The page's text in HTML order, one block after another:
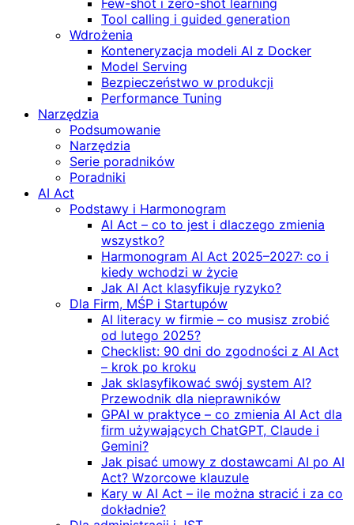
Few-shot i zero-shot learning
Tool calling i guided generation
Wdrożenia
Konteneryzacja modeli AI z Docker
Model Serving
Bezpieczeństwo w produkcji
Performance Tuning
Narzędzia
Podsumowanie
Narzędzia
Serie poradników
Poradniki
AI Act
Podstawy i Harmonogram
AI Act – co to jest i dlaczego zmienia
wszystko?
Harmonogram AI Act 2025–2027: co i
kiedy wchodzi w życie
Jak AI Act klasyfikuje ryzyko?
Dla Firm, MŚP i Startupów
AI literacy w firmie – co musisz zrobić
od lutego 2025?
Checklist: 90 dni do zgodności z AI Act
– krok po kroku
Jak sklasyfikować swój system AI?
Przewodnik dla nieprawników
GPAI w praktyce – co zmienia AI Act dla
firm używających ChatGPT, Claude i
Gemini?
Jak pisać umowy z dostawcami AI po AI
Act? Wzorcowe klauzule
Kary w AI Act – ile można stracić i za co
dokładnie?